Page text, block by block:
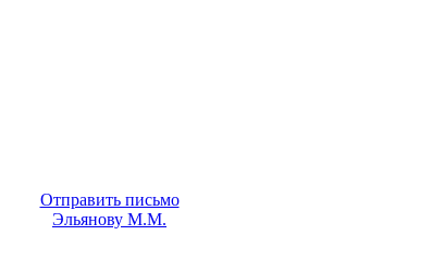
Отправить письмо
Эльянову М.М.